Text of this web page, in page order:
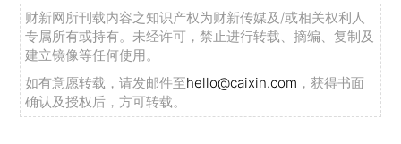
财新网所刊载内容之知识产权为财新传媒及/或相关权利人
专属所有或持有。未经许可，禁止进行转载、摘编、复制及
建立镜像等任何使用。
如有意愿转载，请发邮件至hello@caixin.com ，获得书面
确认及授权后，方可转载。